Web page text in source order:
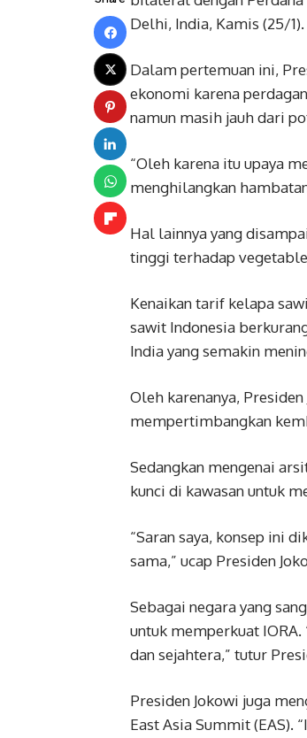
Delhi, India, Kamis (25/1).
Dalam pertemuan ini,
ekonomi karena
namun masih jauh dari
“Oleh karena itu upaya
menghilangkan
Hal lainnya yang
tinggi terhadap
Kenaikan tarif kelapa
sawit Indonesia
India yang semakin
Oleh karenanya,
mempertimbangkan
Sedangkan mengenai
kunci di kawasan untuk
“Saran saya, konsep ini
sama,” ucap Presiden
Sebagai negara yang
untuk memperkuat
dan sejahtera,” tutur
Presiden Jokowi juga
East Asia Summit